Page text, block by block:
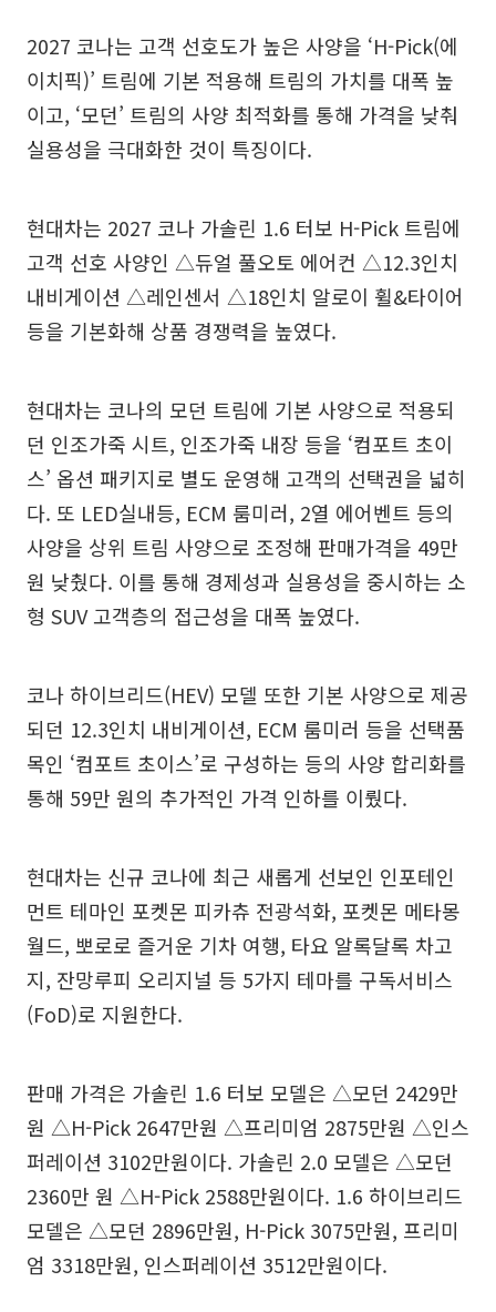
2027 코나는 고객 선호도가 높은 사양을 ‘H-Pick(에
이치픽)’ 트림에 기본 적용해 트림의 가치를 대폭 높
이고, ‘모던’ 트림의 사양 최적화를 통해 가격을 낮춰
실용성을 극대화한 것이 특징이다.
현대차는 2027 코나 가솔린 1.6 터보 H-Pick 트림에
고객 선호 사양인 △듀얼 풀오토 에어컨 △12.3인치
내비게이션 △레인센서 △18인치 알로이 휠&타이어
등을 기본화해 상품 경쟁력을 높였다.
현대차는 코나의 모던 트림에 기본 사양으로 적용되
던 인조가죽 시트, 인조가죽 내장 등을 ‘컴포트 초이
스’ 옵션 패키지로 별도 운영해 고객의 선택권을 넓히
다. 또 LED실내등, ECM 룸미러, 2열 에어벤트 등의
사양을 상위 트림 사양으로 조정해 판매가격을 49만
원 낮췄다. 이를 통해 경제성과 실용성을 중시하는 소
형 SUV 고객층의 접근성을 대폭 높였다.
코나 하이브리드(HEV) 모델 또한 기본 사양으로 제공
되던 12.3인치 내비게이션, ECM 룸미러 등을 선택품
목인 ‘컴포트 초이스’로 구성하는 등의 사양 합리화를
통해 59만 원의 추가적인 가격 인하를 이뤘다.
현대차는 신규 코나에 최근 새롭게 선보인 인포테인
먼트 테마인 포켓몬 피카츄 전광석화, 포켓몬 메타몽
월드, 뽀로로 즐거운 기차 여행, 타요 알록달록 차고
지, 잔망루피 오리지널 등 5가지 테마를 구독서비스
(FoD)로 지원한다.
판매 가격은 가솔린 1.6 터보 모델은 △모던 2429만
원 △H-Pick 2647만원 △프리미엄 2875만원 △인스
퍼레이션 3102만원이다. 가솔린 2.0 모델은 △모던
2360만 원 △H-Pick 2588만원이다. 1.6 하이브리드
모델은 △모던 2896만원, H-Pick 3075만원, 프리미
엄 3318만원, 인스퍼레이션 3512만원이다.